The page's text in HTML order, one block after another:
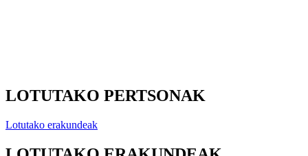
LOTUTAKO PERTSONAK
Lotutako erakundeak